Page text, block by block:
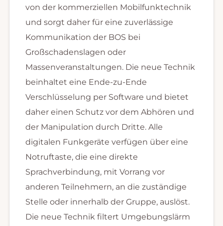
von der kommerziellen Mobilfunktechnik
und sorgt daher für eine zuverlässige
Kommunikation der BOS bei
Großschadenslagen oder
Massenveranstaltungen. Die neue Technik
beinhaltet eine Ende-zu-Ende
Verschlüsselung per Software und bietet
daher einen Schutz vor dem Abhören und
der Manipulation durch Dritte. Alle
digitalen Funkgeräte verfügen über eine
Notruftaste, die eine direkte
Sprachverbindung, mit Vorrang vor
anderen Teilnehmern, an die zuständige
Stelle oder innerhalb der Gruppe, auslöst.
Die neue Technik filtert Umgebungslärm